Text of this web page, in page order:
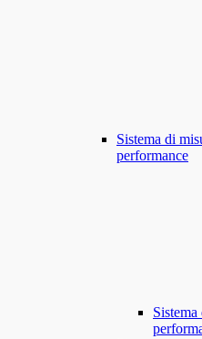
Sistema di
performance